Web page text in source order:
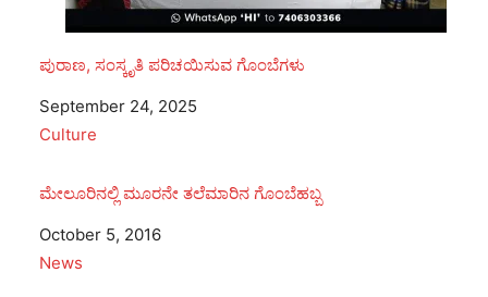
ಪುರಾಣ, ಸಂಸ್ಕೃತಿ ಪರಿಚಯಿಸುವ ಗೊಂಬೆಗಳು
Date
September 24, 2025
In relation to
Culture
ಮೇಲೂರಿನಲ್ಲಿ ಮೂರನೇ ತಲೆಮಾರಿನ ಗೊಂಬೆಹಬ್ಬ
Date
October 5, 2016
In relation to
News